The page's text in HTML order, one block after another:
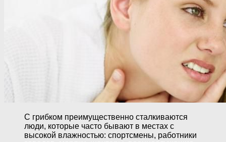
С грибком преимущественно сталкиваются
люди, которые часто бывают в местах с
высокой влажностью: спортсмены, работники